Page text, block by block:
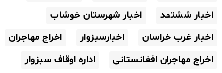
اخبار ششتمد
اخبار شهرستان خوشاب
اخبار غرب خراسان
اخبارسبزوار
اخراج مهاجران
اخراج مهاجران افغانستانی
اداره اوقاف سبزوار